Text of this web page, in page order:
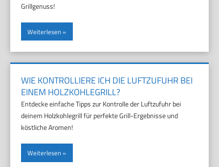
Grillgenuss!
Weiterlesen
WIE KONTROLLIERE ICH DIE LUFTZUFUHR BEI
EINEM HOLZKOHLEGRILL?
Entdecke einfache Tipps zur Kontrolle der Luftzufuhr bei
deinem Holzkohlegrill für perfekte Grill-Ergebnisse und
köstliche Aromen!
Weiterlesen